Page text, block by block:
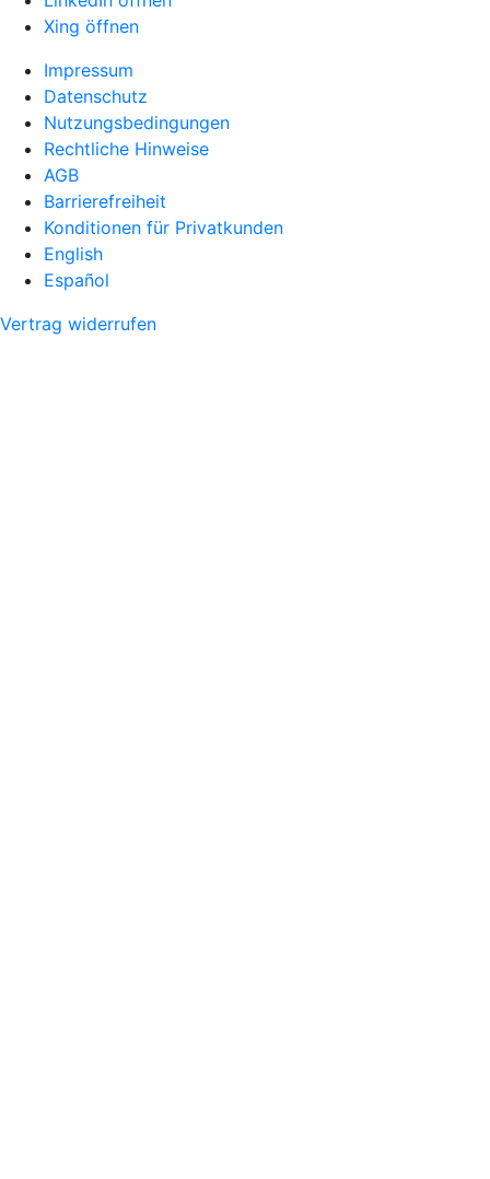
Xing öffnen
Impressum
Datenschutz
Nutzungsbedingungen
Rechtliche Hinweise
AGB
Barrierefreiheit
Konditionen für Privatkunden
English
Español
Vertrag widerrufen